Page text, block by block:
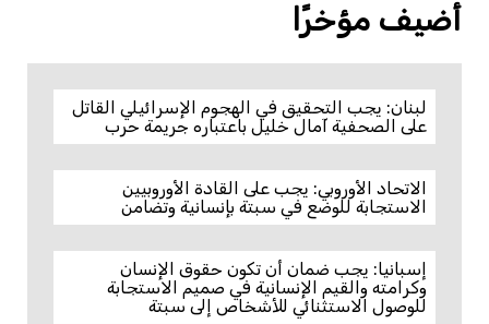
أضيف مؤخرًا
لبنان: يجب التحقيق في الهجوم الإسرائيلي القاتل
على الصحفية آمال خليل باعتباره جريمة حرب
الاتحاد الأوروبي: يجب على القادة الأوروبيين
الاستجابة للوضع في سبتة بإنسانية وتضامن
إسبانيا: يجب ضمان أن تكون حقوق الإنسان
وكرامته والقيم الإنسانية في صميم الاستجابة
للوصول الاستثنائي للأشخاص إلى سبتة